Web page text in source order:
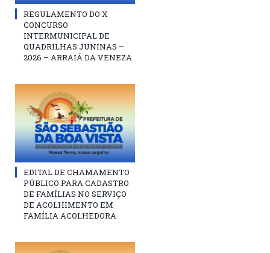
REGULAMENTO DO X
CONCURSO
INTERMUNICIPAL DE
QUADRILHAS JUNINAS –
2026 – ARRAIÁ DA VENEZA
EDITAL DE CHAMAMENTO
PÚBLICO PARA CADASTRO
DE FAMÍLIAS NO SERVIÇO
DE ACOLHIMENTO EM
FAMÍLIA ACOLHEDORA